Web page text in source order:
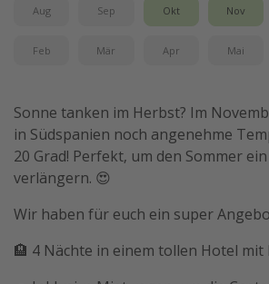
Aug Sep Okt Nov
Feb Mär Apr Mai
Sonne tanken im Herbst? Im
in Südspanien noch angenehme
20 Grad! Perfekt, um den Sommer
verlängern. 😍
Wir haben für euch ein super
🏨 4 Nächte in einem tollen Hotel mit